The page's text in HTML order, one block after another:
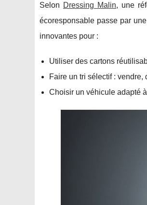
Selon Dressing Malin, une
écoresponsable passe par
innovantes pour :
Utiliser des cartons
Faire un tri sélectif :
Choisir un véhicule adapté